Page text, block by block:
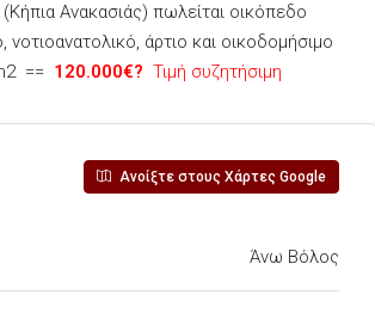
Ανακασιάς) πωλείται οικόπεδο
νοτιοανατολικό, άρτιο και οικοδομήσιμο
== 120.000€? Τιμή συζητήσιμη
Ανοίξτε στους Χάρτες Google
Άνω Βόλος